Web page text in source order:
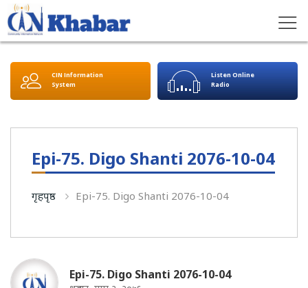
CIN Information
System
Listen Online
Radio
Epi-75. Digo Shanti 2076-10-04
गृहपृष्ठ Epi-75. Digo Shanti 2076-10-04
Epi-75. Digo Shanti 2076-10-04